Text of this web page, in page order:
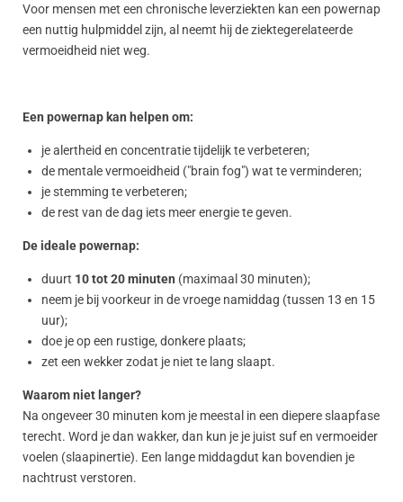
Voor mensen met een chronische leverziekten kan een powernap
een nuttig hulpmiddel zijn, al neemt hij de ziektegerelateerde
vermoeidheid niet weg.
Een powernap kan helpen om:
je alertheid en concentratie tijdelijk te verbeteren;
de mentale vermoeidheid ("brain fog") wat te verminderen;
je stemming te verbeteren;
de rest van de dag iets meer energie te geven.
De ideale powernap:
duurt 10 tot 20 minuten (maximaal 30 minuten);
neem je bij voorkeur in de vroege namiddag (tussen 13 en 15
uur);
doe je op een rustige, donkere plaats;
zet een wekker zodat je niet te lang slaapt.
Waarom niet langer?
Na ongeveer 30 minuten kom je meestal in een diepere slaapfase
terecht. Word je dan wakker, dan kun je je juist suf en vermoeider
voelen (slaapinertie). Een lange middagdut kan bovendien je
nachtrust verstoren.